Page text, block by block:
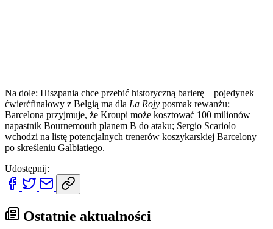
Na dole: Hiszpania chce przebić historyczną barierę – pojedynek
ćwierćfinałowy z Belgią ma dla La Rojy posmak rewanżu;
Barcelona przyjmuje, że Kroupi może kosztować 100 milionów –
napastnik Bournemouth planem B do ataku; Sergio Scariolo
wchodzi na listę potencjalnych trenerów koszykarskiej Barcelony –
po skreśleniu Galbiatiego.
Udostępnij:
Ostatnie aktualności